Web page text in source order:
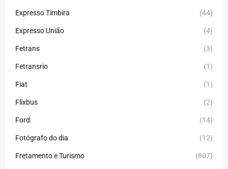
Expresso Timbira (44)
Expresso União (4)
Fetrans (3)
Fetransrio (1)
Fiat (1)
Flixbus (2)
Ford (14)
Fotógrafo do dia (12)
Fretamento e Turismo (807)